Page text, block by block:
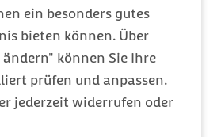
ein besonders gutes
bieten können. Über
können Sie Ihre
prüfen und anpassen.
jederzeit widerrufen oder
perBarmer-App
punktet bei uns: Mit dem
bis zu150 Euroim Jahr